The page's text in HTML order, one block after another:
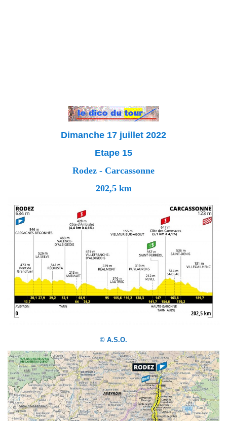
Dimanche 17 juillet 2022
Etape 15
Rodez - Carcassonne
202,5 km
© A.S.O.